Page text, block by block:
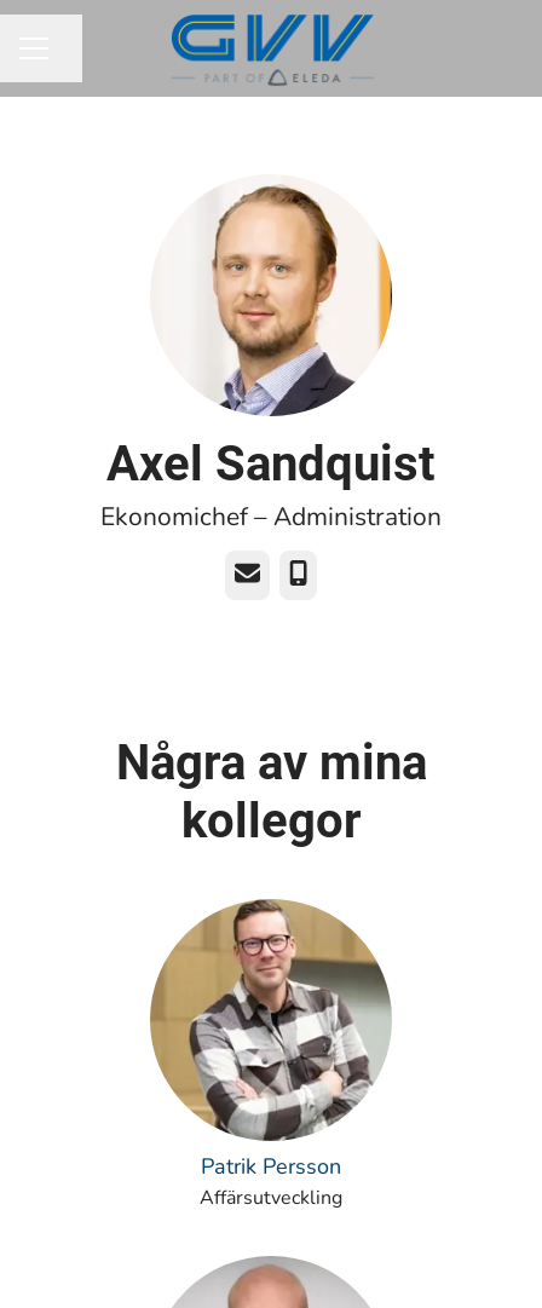
Axel Sandquist
Ekonomichef – Administration
E-post Telefon
Några av mina
kollegor
Patrik Persson
Affärsutveckling